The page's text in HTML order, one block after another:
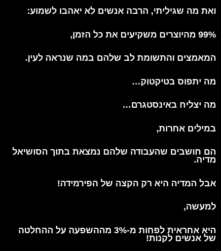
ואת מה שגיליתי, הרבה אנשים לא יאהבו לשמוע:
99% מהיוצרים משקיעים את כל הזמן,
המאמצים והתשומת לב שלהם במה שנראה לעין.
מה יתפוס בטיקטוק…
מה יצליח באינסטגרם…
במילים אחרות,
הם חושבים שהעבודה שלהם נמצאת בתוך הסושיאל
מדיה.
אבל המדיה היא רק הקצה של הפירמידה!
למעשה,
היא אחראית
לפחות מ-3% מההשפעה על ההחלטה
של אנשים לקנות!